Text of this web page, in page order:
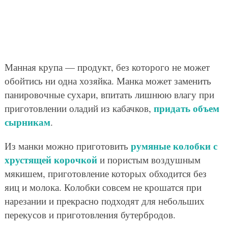
Манная крупа — продукт, без которого не может
обойтись ни одна хозяйка. Манка может заменить
панировочные сухари, впитать лишнюю влагу при
приготовлении оладий из кабачков, придать объем
сырникам.
Из манки можно приготовить румяные колобки с
хрустящей корочкойи пористым воздушным
мякишем, приготовление которых обходится без
яиц и молока. Колобки совсем не крошатся при
нарезании и прекрасно подходят для небольших
перекусов и приготовления бутербродов.